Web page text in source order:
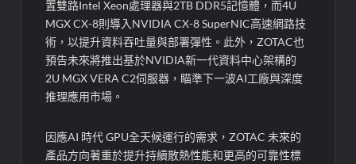
置雙路Intel Xeon處理器與2TB DDR5記憶體，而4U
MGX CX-8則導入NVIDIA CX-8 SuperNIC高速網路技
術，以提升資料吞吐量與部署彈性。此外，ZOTAC也
預告未來將推出基於NVIDIA新一代資料中心架構的
2U MGX VERA C2伺服器，瞄準下一波AI工廠與深度
推理應用市場。
因應AI 時代 GPU全天候運行的需求，ZOTAC 未來的
產品方向著重於提升持續散熱性能和更高的可靠性標